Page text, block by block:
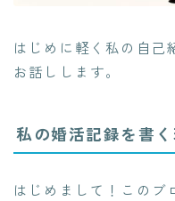
はじめに軽く私の自己
お話しします。
私の婚活記録を書く
はじめまして！このブ